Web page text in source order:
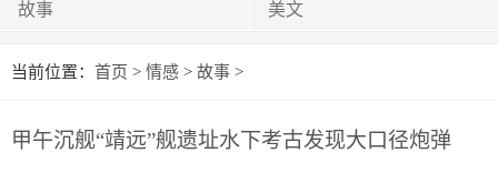
故事 美文
当前位置： 首页 > 情感 > 故事 >
甲午沉舰“靖远”舰遗址水下考古发现大口径炮弹